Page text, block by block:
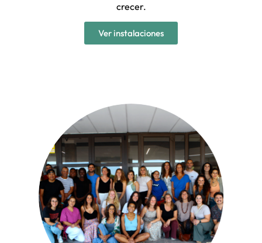
crecer.
Ver instalaciones